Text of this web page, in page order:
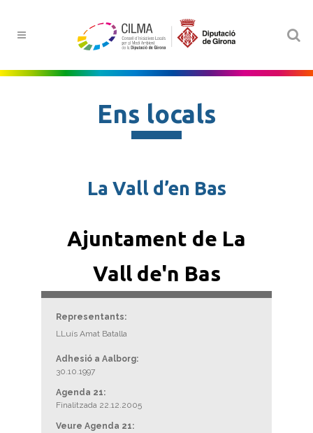
Ens locals
La Vall d’en Bas
Ajuntament de La
Vall de'n Bas
Representants:
LLuís Amat Batalla
Adhesió a Aalborg:
30.10.1997
Agenda 21:
Finalitzada 22.12.2005
Veure Agenda 21: